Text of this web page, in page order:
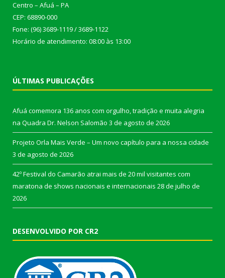
Centro – Afuá – PA
CEP: 68890-000
Fone: (96) 3689-1119 / 3689-1122
Horário de atendimento: 08:00 às 13:00
ÚLTIMAS PUBLICAÇÕES
Afuá comemora 136 anos com orgulho, tradição e muita alegria
na Quadra Dr. Nelson Salomão 3 de agosto de 2026
Projeto Orla Mais Verde – Um novo capítulo para a nossa cidade
3 de agosto de 2026
42º Festival do Camarão atrai mais de 20 mil visitantes com
maratona de shows nacionais e internacionais 28 de julho de
2026
DESENVOLVIDO POR CR2